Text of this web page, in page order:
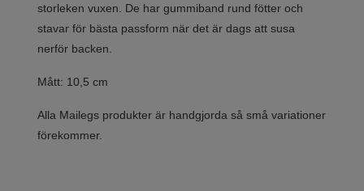
storleken vuxen. De har gummiband rund fötter och
stavar för bästa passform när det är dags att susa
nerför backen.
Mått: 10,5 cm
Alla Mailegs produkter är handgjorda så små variationer
förekommer.